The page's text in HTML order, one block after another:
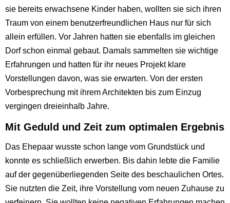
sie bereits erwachsene Kinder haben, wollten sie sich ihren
Traum von einem benutzerfreundlichen Haus nur für sich
allein erfüllen. Vor Jahren hatten sie ebenfalls im gleichen
Dorf schon einmal gebaut. Damals sammelten sie wichtige
Erfahrungen und hatten für ihr neues Projekt klare
Vorstellungen davon, was sie erwarten. Von der ersten
Vorbesprechung mit ihrem Architekten bis zum Einzug
vergingen dreieinhalb Jahre.
Mit Geduld und Zeit zum optimalen Ergebnis
Das Ehepaar wusste schon lange vom Grundstück und
konnte es schließlich erwerben. Bis dahin lebte die Familie
auf der gegenüberliegenden Seite des beschaulichen Ortes.
Sie nutzten die Zeit, ihre Vorstellung vom neuen Zuhause zu